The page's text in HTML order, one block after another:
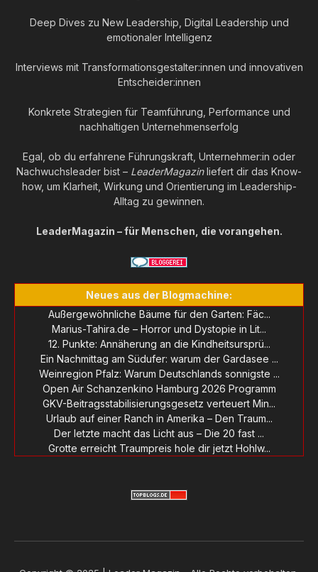
Deep Dives zu New Leadership, Digital Leadership und
emotionaler Intelligenz
Interviews mit Transformationsgestalter:innen und innovativen
Entscheider:innen
Konkrete Strategien für Teamführung, Performance und
nachhaltigen Unternehmenserfolg
Egal, ob du erfahrene Führungskraft, Unternehmer:in oder
Nachwuchsleader bist – LeaderMagazinliefert dir das Know-
how, um Klarheit, Wirkung und Orientierung im Leadership-
Alltag zu gewinnen.
LeaderMagazin – für Menschen, die vorangehen.
Neues aus der Blogmachine:
Außergewöhnliche Bäume für den Garten: Fäc...
Marius-Tahira.de – Horror und Dystopie in Lit...
12. Punkte: Annäherung an die Kindheitsursprü...
Ein Nachmittag am Südufer: warum der Gardasee ...
Weinregion Pfalz: Warum Deutschlands sonnigste ...
Open Air Schanzenkino Hamburg 2026 Programm
GKV-Beitragsstabilisierungsgesetz verteuert Min...
Urlaub auf einer Ranch in Amerika – Den Traum...
Der letzte macht das Licht aus – Die 20 fast ...
Grotte erreicht Traumpreis hole dir jetzt Hohlw...